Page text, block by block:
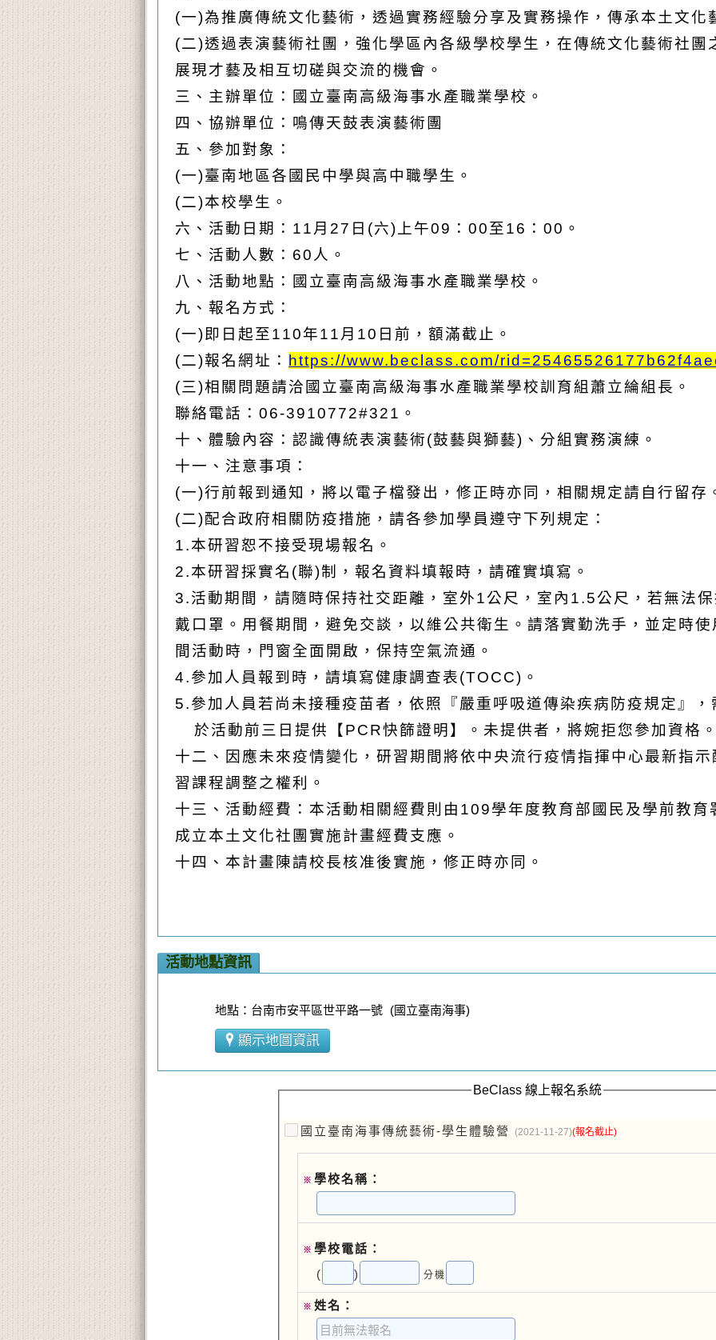
(一)為推廣傳統文化藝術，透過實務經驗分享及實務操作，傳承本土文化
(二)透過表演藝術社團，強化學區內各級學校學生，在傳統文化藝術社團
展現才藝及相互切磋與交流的機會。
三、主辦單位：國立臺南高級海事水產職業學校。
四、協辦單位：鳴傳天鼓表演藝術團
五、參加對象：
(一)臺南地區各國民中學與高中職學生。
(二)本校學生。
六、活動日期：11月27日(六)上午09：00至16：00。
七、活動人數：60人。
八、活動地點：國立臺南高級海事水產職業學校。
九、報名方式：
(一) 即日起至110年11月10日前，額滿截止。
(二)報名網址：
https://www.beclass.com/
(三)相關問題請洽國立臺南高級海事水產職業學校訓育組蕭立綸組長。
聯絡電話：06-3910772#321。
十、體驗內容：認識傳統表演藝術(鼓藝與獅藝)、分組實務演練。
十一、注意事項：
(一)行前報到通知，將以電子檔發出，修正時亦同，相關規定請自行留存
(二)配合政府相關防疫措施，請各參加學員遵守下列規定：
1.本研習恕不接受現場報名。
2.本研習採實名(聯)制，報名資料填報時，請確實填寫。
3.活動期間，請隨時保持社交距離，室外1公尺，室內1.5公尺，若無法
戴口罩。用餐期間，避免交談，以維公共衛生。請落實勤洗手，並定時
間活動時，門窗全面開啟，保持空氣流通。
4.參加人員報到時，請填寫健康調查表(TOCC)。
5.參加人員若尚未接種疫苗者，依照『嚴重呼吸道傳染疾病防疫規定』，
於活動前三日提供【PCR快篩證明】。未提供者，將婉拒您參加資格
十二、因應未來疫情變化，研習期間將依中央流行疫情指揮中心最新指
習課程調整之權利。
十三、活動經費：本活動相關經費則由109學年度教育部國民及學前教
成立本土文化社團實施計畫經費支應。
十四、本計畫陳請校長核准後實施，修正時亦同。
活動地點資訊
地點：台南市安平區世平路一號 (國立臺南海事)
顯示地圖資訊
BeClass 線上報名系統
國立臺南海事傳統藝術-學生體驗營 (2021-11-27)(報名截止)
※ 學校名稱：
※ 學校電話：
(
) 分機
※ 姓名：